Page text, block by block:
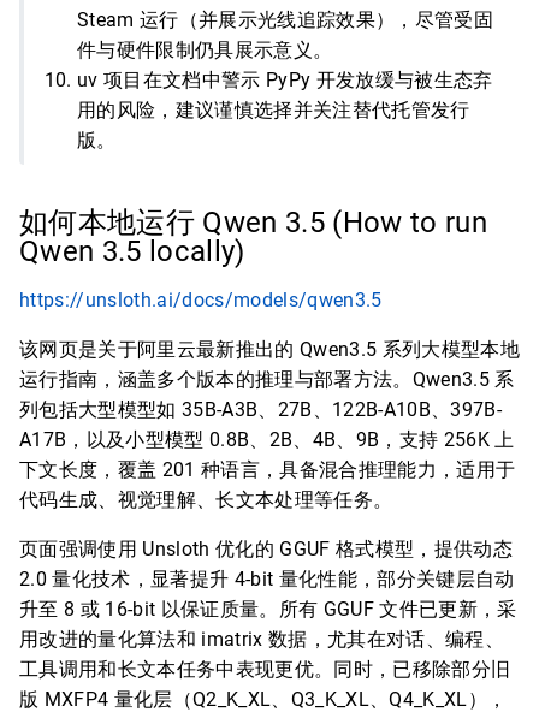
Steam 运行（并展示光线追踪效果），尽管受固
件与硬件限制仍具展示意义。
uv 项目在文档中警示 PyPy 开发放缓与被生态弃
用的风险，建议谨慎选择并关注替代托管发行
版。
如何本地运行 Qwen 3.5 (How to run
Qwen 3.5 locally)
https://unsloth.ai/docs/models/qwen3.5
该网页是关于阿里云最新推出的 Qwen3.5 系列大模型本地
运行指南，涵盖多个版本的推理与部署方法。Qwen3.5 系
列包括大型模型如 35B-A3B、27B、122B-A10B、397B-
A17B，以及小型模型 0.8B、2B、4B、9B，支持 256K 上
下文长度，覆盖 201 种语言，具备混合推理能力，适用于
代码生成、视觉理解、长文本处理等任务。
页面强调使用 Unsloth 优化的 GGUF 格式模型，提供动态
2.0 量化技术，显著提升 4-bit 量化性能，部分关键层自动
升至 8 或 16-bit 以保证质量。所有 GGUF 文件已更新，采
用改进的量化算法和 imatrix 数据，尤其在对话、编程、
工具调用和长文本任务中表现更优。同时，已移除部分旧
版 MXFP4 量化层（Q2_K_XL、Q3_K_XL、Q4_K_XL），